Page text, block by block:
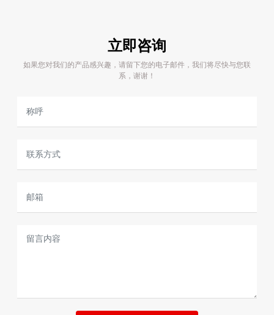
立即咨询
如果您对我们的产品感兴趣，请留下您的电子邮件，我们将尽快与您联
系，谢谢！